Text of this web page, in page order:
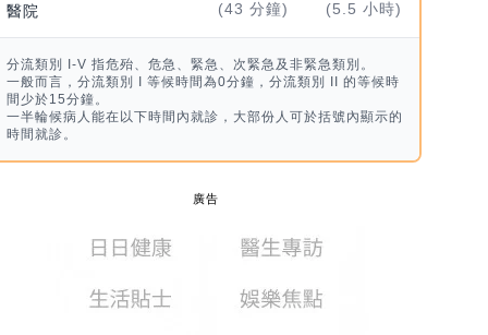
醫院
(43 分鐘)
(5.5 小時)
分流類別 I-V 指危殆、危急、緊急、次緊急及非緊急類別。
一般而言，分流類別 I 等候時間為0分鐘，分流類別 II 的等候時
間少於15分鐘。
一半輪候病人能在以下時間內就診，大部份人可於括號內顯示的
時間就診。
廣告